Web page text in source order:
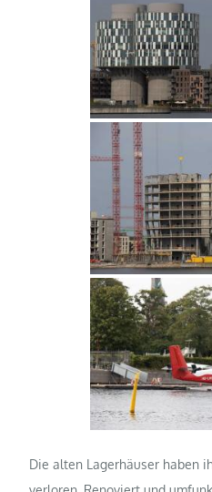
Die alten Lagerhäuser haben